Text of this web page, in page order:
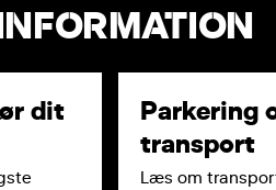
dit
Parkering
transport
Læs om